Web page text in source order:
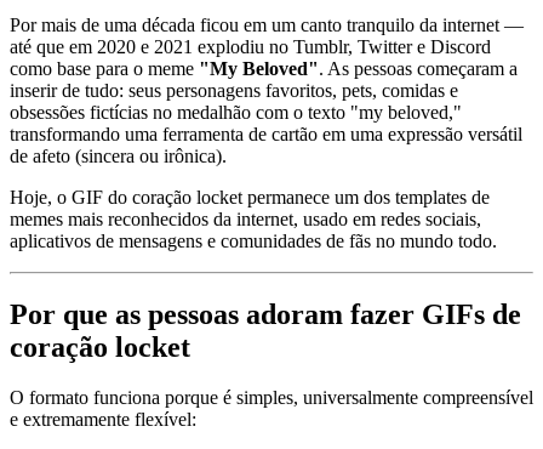
Por mais de uma década ficou em um canto tranquilo da internet —
até que em 2020 e 2021 explodiu no Tumblr, Twitter e Discord
como base para o meme "My Beloved". As pessoas começaram a
inserir de tudo: seus personagens favoritos, pets, comidas e
obsessões fictícias no medalhão com o texto "my beloved,"
transformando uma ferramenta de cartão em uma expressão versátil
de afeto (sincera ou irônica).
Hoje, o GIF do coração locket permanece um dos templates de
memes mais reconhecidos da internet, usado em redes sociais,
aplicativos de mensagens e comunidades de fãs no mundo todo.
Por que as pessoas adoram fazer GIFs de
coração locket
O formato funciona porque é simples, universalmente compreensível
e extremamente flexível: